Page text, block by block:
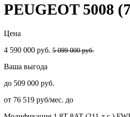
PEUGEOT 5008
Цена
4 590 000 руб. 5 099 000 руб.
Ваша выгода
до 509 000 руб.
от 76 519 руб/мес. до